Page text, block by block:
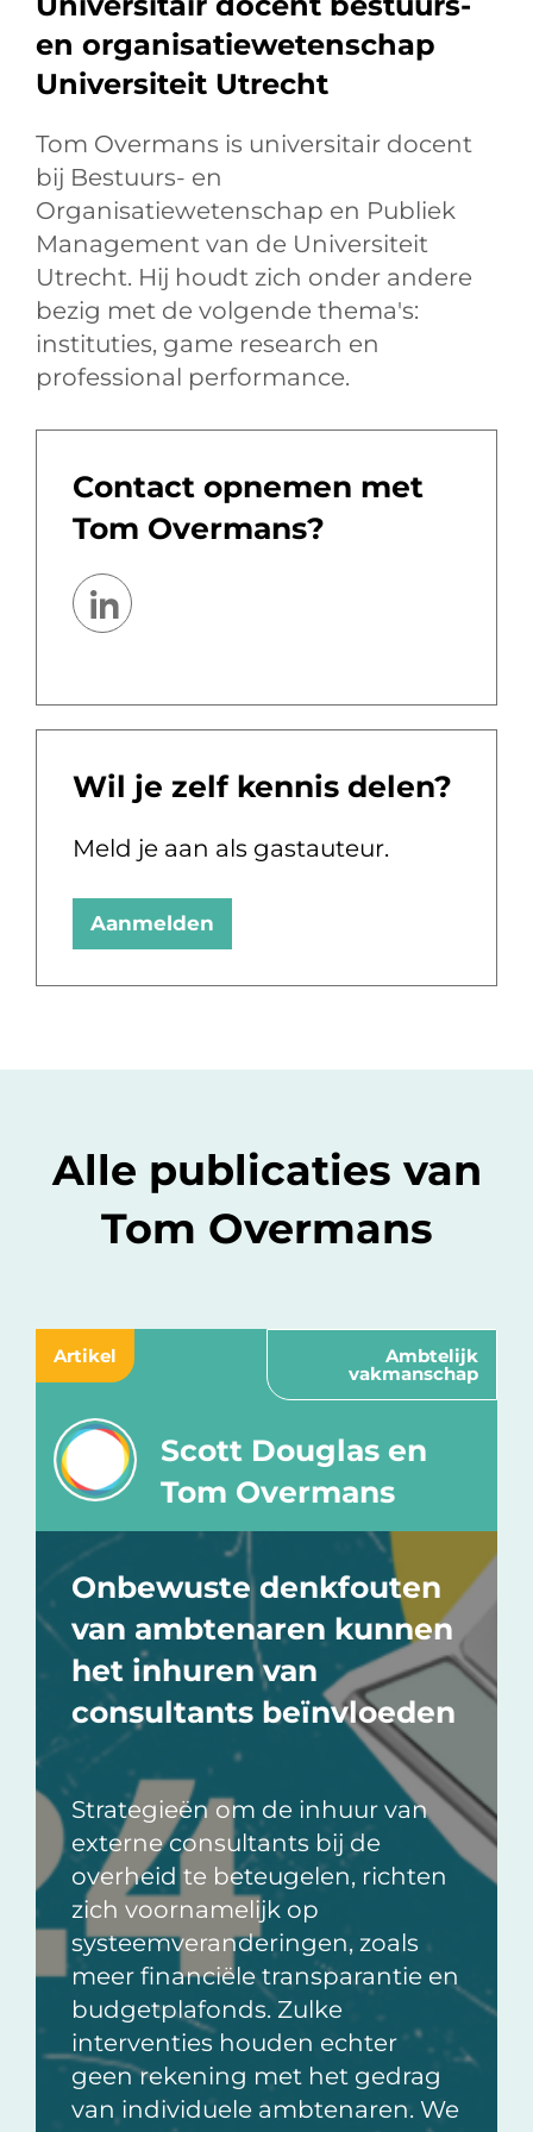
en organisatiewetenschap
Universiteit Utrecht
Tom Overmans is universitair docent
bij Bestuurs- en
Organisatiewetenschap en Publiek
Management van de Universiteit
Utrecht. Hij houdt zich onder andere
bezig met de volgende thema's:
instituties, game research en
professional performance.
Contact opnemen met
Tom Overmans?
Wil je zelf kennis delen?
Meld je aan als gastauteur.
Aanmelden
Alle publicaties van
Tom Overmans
Artikel Ambtelijk
vakmanschap
Scott Douglas en
Tom Overmans
Onbewuste denkfouten
van ambtenaren kunnen
het inhuren van
consultants beïnvloeden
Strategieën om de inhuur van
externe consultants bij de
overheid te beteugelen, richten
zich voornamelijk op
systeemveranderingen, zoals
meer financiële transparantie en
budgetplafonds. Zulke
interventies houden echter
geen rekening met het gedrag
van individuele ambtenaren. We